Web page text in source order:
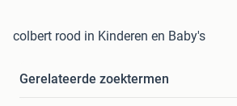
colbert rood in Kinderen en Baby's
Gerelateerde zoektermen